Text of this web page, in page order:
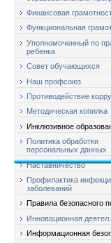
Финансовая
Функциональная
Уполномоченный по
ребенка
Совет обучающихся
Наш профсоюз
Противодействие
Методическая копилка
Инклюзивное
Политика обработки
персональных данных
Наставничество
Профилактика
заболеваний
Правила безопасного
Инновационная деятел...
Информационная